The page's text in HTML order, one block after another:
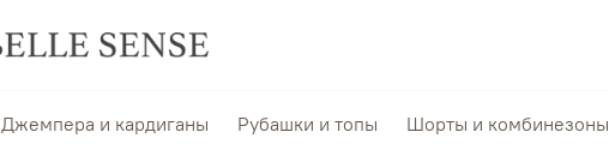
Джемпера и кардиганы Рубашки и топы Шорты и комбинезоны